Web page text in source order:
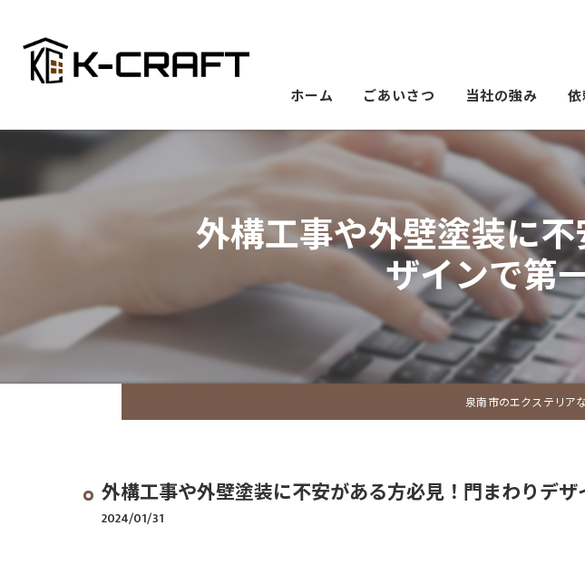
ホーム ごあいさつ 当社の強み
外構工事や外壁塗装に
ザインで第
泉南市のエクステリア
外構工事や外壁塗装に不安がある方必見！門まわりデザ
2024/01/31